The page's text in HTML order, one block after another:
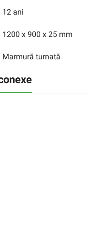
12 ani
1200 x 900 x 25 mm
Marmură turnată